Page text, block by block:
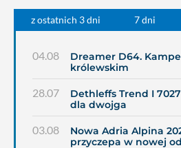
z ostatnich 3 dni 7 dni
04.08
Dreamer D64.
królewskim
28.07
Dethleffs Trend I
dla dwojga
03.08
Nowa Adria Alpina
przyczepa w nowej